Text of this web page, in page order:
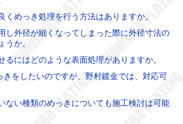
くめっき処理を行う方法はありますか。
し外径が細くなってしまった際に外径寸法の
うか。
るにはどのような表面処理がありますか。
きをしたいのですが、野村鍍金では、対応可
ない種類のめっきについても施工検討は可能